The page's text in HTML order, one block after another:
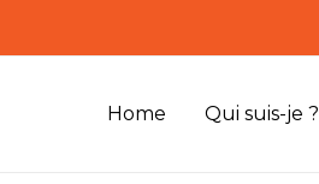
Home Qui suis-je ?